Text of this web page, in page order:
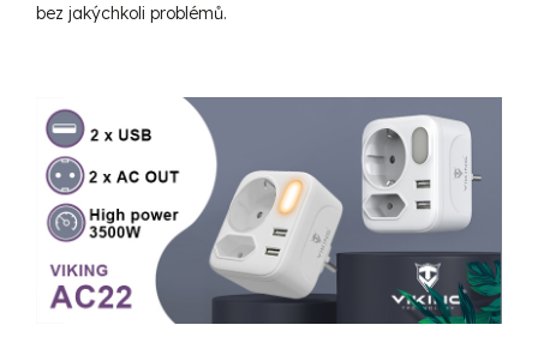
bez jakýchkoli problémů.